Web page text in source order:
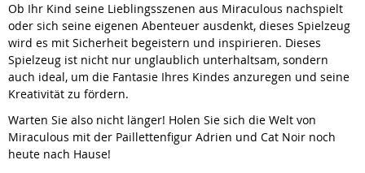
Ob Ihr Kind seine Lieblingsszenen aus Miraculous nachspielt
oder sich seine eigenen Abenteuer ausdenkt, dieses Spielzeug
wird es mit Sicherheit begeistern und inspirieren. Dieses
Spielzeug ist nicht nur unglaublich unterhaltsam, sondern
auch ideal, um die Fantasie Ihres Kindes anzuregen und seine
Kreativität zu fördern.
Warten Sie also nicht länger! Holen Sie sich die Welt von
Miraculous mit der Paillettenfigur Adrien und Cat Noir noch
heute nach Hause!